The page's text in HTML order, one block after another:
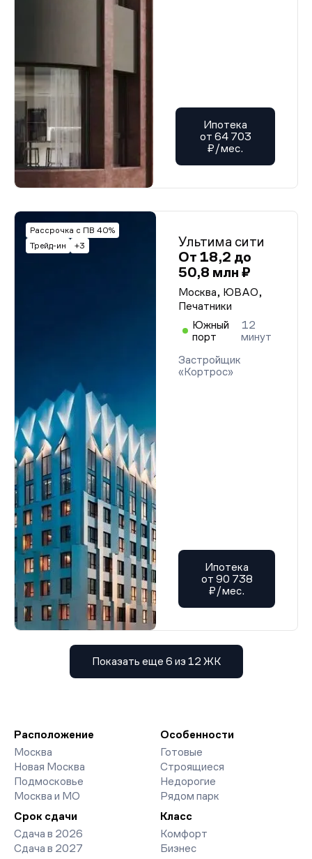
Ипотека
от 64 703
₽/мес.
Рассрочка с ПВ 40%
Трейд-ин
+3
Ультима сити
От 18,2 до
50,8 млн ₽
Москва, ЮВАО,
Печатники
Южный
порт
12
минут
Застройщик
«Кортрос»
Ипотека
от 90 738
₽/мес.
Показать еще 6 из 12 ЖК
Расположение
Москва
Новая Москва
Подмосковье
Москва и МО
Особенности
Готовые
Строящиеся
Недорогие
Рядом парк
Срок сдачи
Сдача в 2026
Сдача в 2027
Класс
Комфорт
Бизнес